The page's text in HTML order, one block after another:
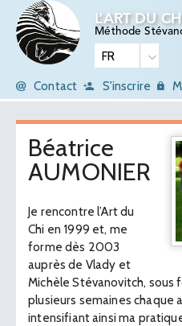
L’ART DU CHI
Méthode
Contact S'inscrire
Béatrice
AUMONIER
Je rencontre l’Art du
Chi en 1999 et, me
forme dès 2003
auprès de Vlady et
Michèle Stévanovitch,
plusieurs semaines chaque
intensifiant ainsi ma